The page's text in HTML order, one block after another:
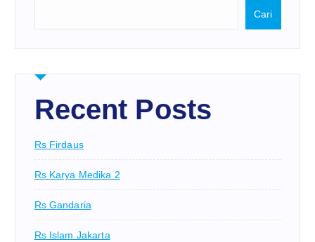
Cari
Recent Posts
Rs Firdaus
Rs Karya Medika 2
Rs Gandaria
Rs Islam Jakarta